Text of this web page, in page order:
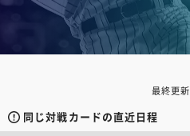
最終更新
同じ対戦カードの直近日程